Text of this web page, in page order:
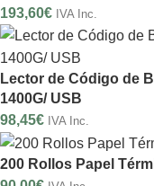
193,60€ IVA Inc.
Lector de Código de
1400G/ USB
98,45€ IVA Inc.
200 Rollos Papel